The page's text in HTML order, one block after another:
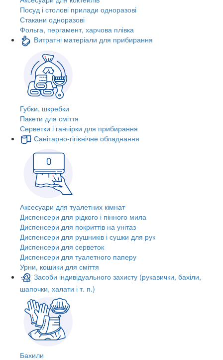
Посуд і столові прилади одноразові
Стакани одноразові
Фольга, пергамент, харчова плівка
Витратні матеріали для прибирання
Губки, шкребки
Пакети для сміття
Серветки і ганчірки для прибирання
Санітарно-гігієнічне обладнання
Аксесуари для туалетних кімнат
Диспенсери для рідкого і пінного мила
Диспенсери для покриттів на унітаз
Диспенсери для рушників і сушки для рук
Диспенсери для серветок
Диспенсери для туалетного паперу
Урни, кошики для сміття
Засоби індивідуального захисту (рукавички, бахіли,
шапочки, халати і т. п.)
Бахили